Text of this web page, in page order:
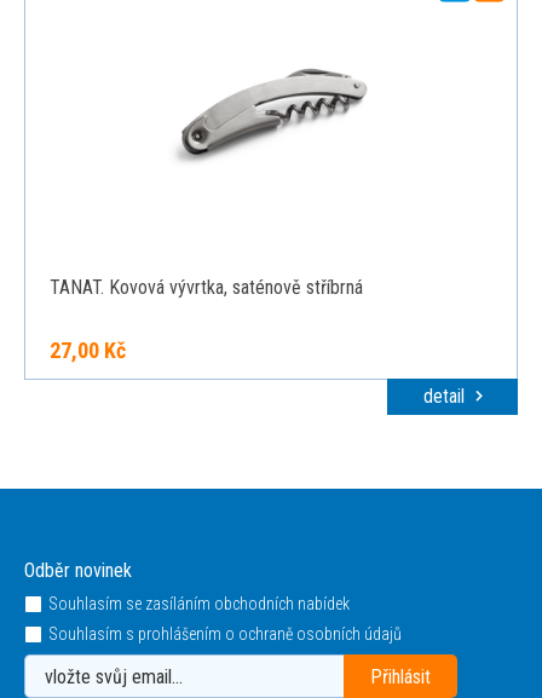
TANAT. Kovová vývrtka, saténově stříbrná
27,00 Kč
detail
Odběr novinek
Souhlasím se zasíláním obchodních nabídek
Souhlasím s prohlášením o ochraně osobních údajů